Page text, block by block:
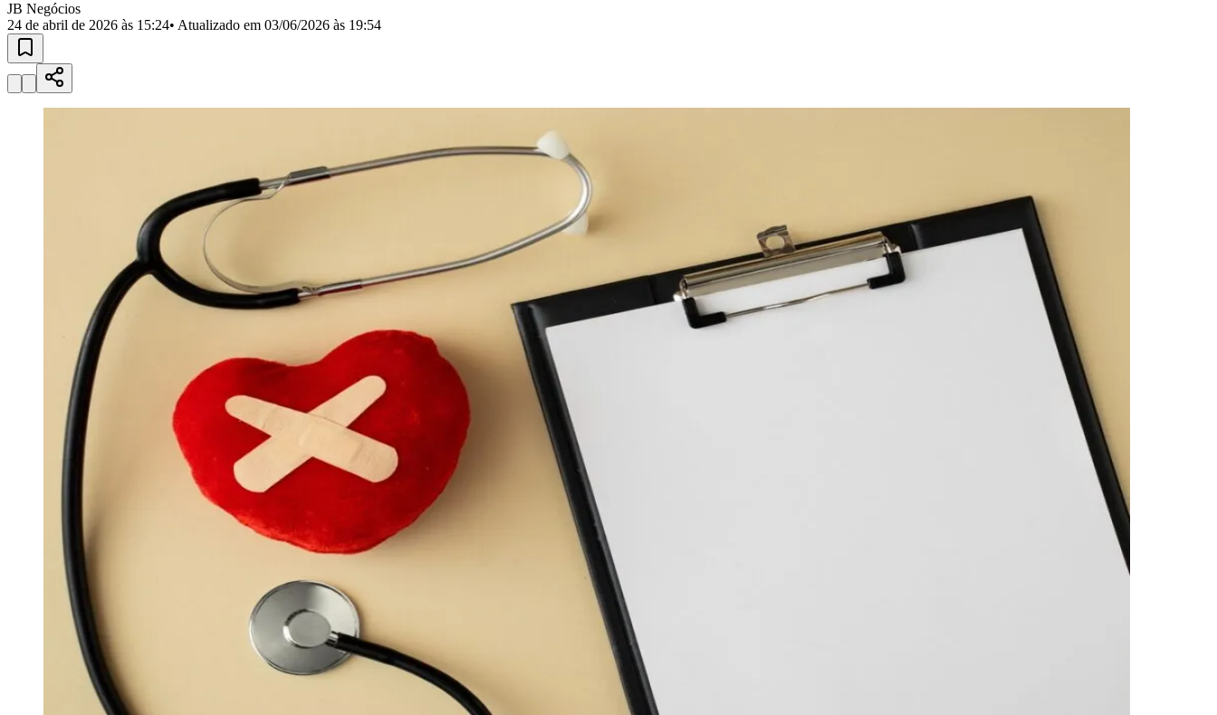
Bairros de Barueri
Selecione sua região
AldeiaAldeia da Serra
MilitarItapeviJandiraJardim AudirJardim BelvalJardim CalifórniaJardim dos AltosJardim dos CamargosJardim EsperançaJardim GrazielaJardim IracemaJardim ItaquitiJardim JulioJardim LíbanoJardim Maria
Jardim São Luís
Parque VianaPirapora do Bom Jesus
Vila Nossa Sra. da EscadaVila PortoVotupoca
Guia de Empresas
Novo
Publicidade Legal
Negócios Regionais
Segurança Regional
Hospitais Estaduais
Parques & Represas
Cidades da Região
Santana de Parnaíba
CarapicuíbaJandiraItapevi Cotia Pirapora do Bom Jesus Araçariguama Cajamar
São Roque
Para Sua Empresa
Anuncie Regional
Guia de Empresas
Vagas na Região
Guia Comercial
Selo Verificado
Portal Educacional
Agenda de Vestibulares
Vagas de Emprego
Concursos
Panorama Econômico
Panorama Econômico
Para Sua Empresa
JB Negócios
24 de abril de 2026 às 15:24• Atualizado em 03/06/2026 às 19:54